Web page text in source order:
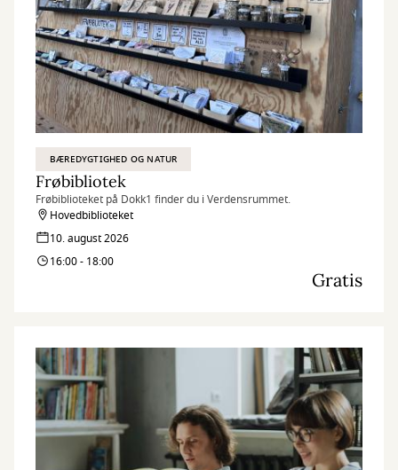
BÆREDYGTIGHED OG NATUR
Frøbibliotek
Frøbiblioteket på Dokk1 finder du i Verdensrummet.
Hovedbiblioteket
10. august 2026
16:00 - 18:00
Gratis